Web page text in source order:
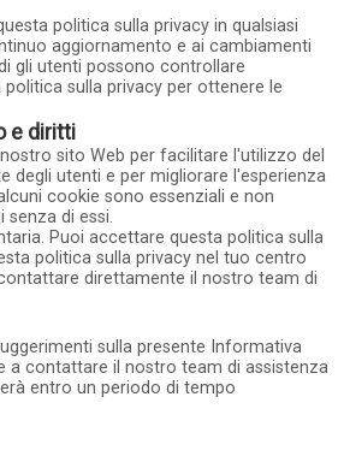
politica sulla privacy in qualsiasi
aggiornamento e ai cambiamenti
gli utenti possono controllare
sulla privacy per ottenere le
e diritti
sito Web per facilitare l'utilizzo del
degli utenti e per migliorare l'esperienza
cookie sono essenziali e non
di essi.
Puoi accettare questa politica sulla
politica sulla privacy nel tuo centro
direttamente il nostro team di
sulla presente Informativa
a contattare il nostro team di assistenza
entro un periodo di tempo